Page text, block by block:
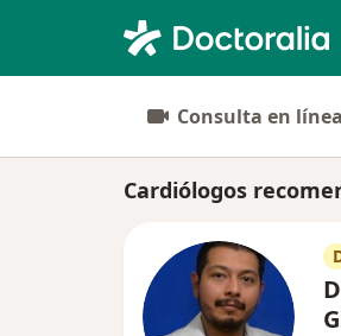
Consulta en línea
Cardiólogos